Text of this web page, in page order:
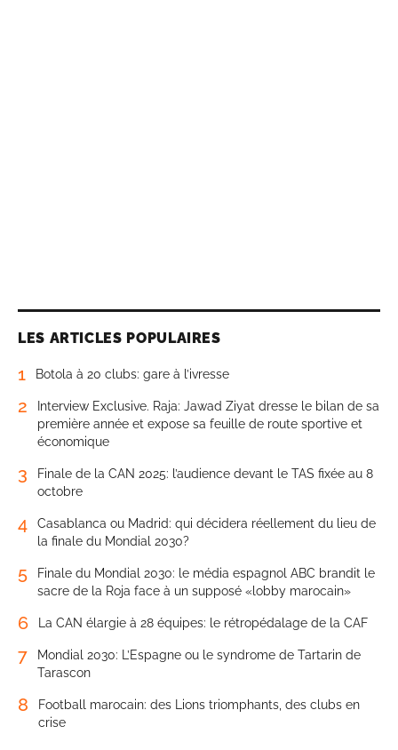
LES ARTICLES POPULAIRES
1 Botola à 20 clubs: gare à l’ivresse
2
Interview Exclusive. Raja: Jawad Ziyat dresse le bilan de sa
première année et expose sa feuille de route sportive et
économique
3
Finale de la CAN 2025: l’audience devant le TAS fixée au 8
octobre
4
Casablanca ou Madrid: qui décidera réellement du lieu de
la finale du Mondial 2030?
5
Finale du Mondial 2030: le média espagnol ABC brandit le
sacre de la Roja face à un supposé «lobby marocain»
6 La CAN élargie à 28 équipes: le rétropédalage de la CAF
7
Mondial 2030: L’Espagne ou le syndrome de Tartarin de
Tarascon
8
Football marocain: des Lions triomphants, des clubs en
crise